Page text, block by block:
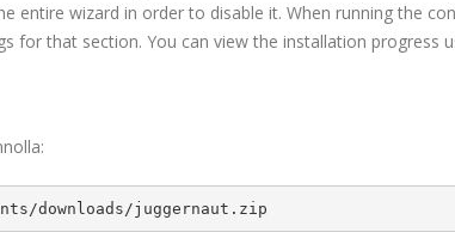
entire wizard in order to disable it. When running the
that section. You can view the installation progress
downloads/juggernaut.zip